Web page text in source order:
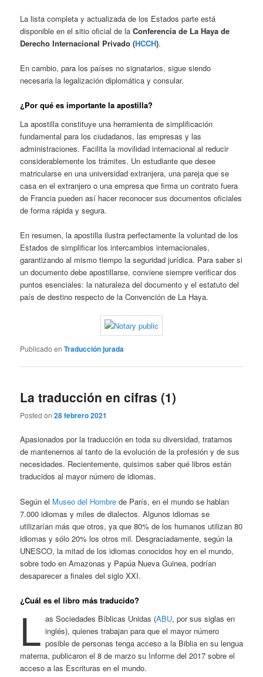
La lista completa y actualizada de los Estados parte está
disponible en el sitio oficial de laConferencia de La Haya de
Derecho Internacional Privado (HCCH).
En cambio, para los países no signatarios, sigue siendo
necesaria la legalización diplomática y consular.
¿Por qué es importante la apostilla?
La apostilla constituye una herramienta de simplificación
fundamental para los ciudadanos, las empresas y las
administraciones. Facilita la movilidad internacional al reducir
considerablemente los trámites. Un estudiante que desee
matricularse en una universidad extranjera, una pareja que se
casa en el extranjero o una empresa que firma un contrato fuera
de Francia pueden así hacer reconocer sus documentos oficiales
de forma rápida y segura.
En resumen, la apostilla ilustra perfectamente la voluntad de los
Estados de simplificar los intercambios internacionales,
garantizando al mismo tiempo la seguridad jurídica. Para saber si
un documento debe apostillarse, conviene siempre verificar dos
puntos esenciales: la naturaleza del documento y el estatuto del
país de destino respecto de la Convención de La Haya.
Publicado en Traducción jurada
La traducción en cifras (1)
Posted on28 febrero 2021
Apasionados por la traducción en toda su diversidad, tratamos
de mantenernos al tanto de la evolución de la profesión y de sus
necesidades. Recientemente, quisimos saber qué libros están
traducidos al mayor número de idiomas.
Según el Museo del Hombre de París, en el mundo se hablan
7.000 idiomas y miles de dialectos. Algunos idiomas se
utilizarían más que otros, ya que 80% de los humanos utilizan 80
idiomas y sólo 20% los otros mil. Desgraciadamente, según la
UNESCO, la mitad de los idiomas conocidos hoy en el mundo,
sobre todo en Amazonas y Papúa Nueva Guinea, podrían
desaparecer a finales del siglo XXI.
¿Cuál es el libro más traducido?
L as Sociedades Bíblicas Unidas (ABU, por sus siglas en
inglés), quienes trabajan para que el mayor número
posible de personas tenga acceso a la Biblia en su lengua
materna, publicaron el 8 de marzo su Informe del 2017 sobre el
acceso a las Escrituras en el mundo.